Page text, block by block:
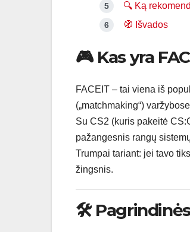
🔍 Ką
🧭 Išvados
🎮 Kas yra
FACEIT – tai viena iš
(„matchmaking“)
Su CS2 (kuris pakeitė
pažangesnis rangų
Trumpai tariant: jei tavo
žingsnis.
🛠 Pagrindinės